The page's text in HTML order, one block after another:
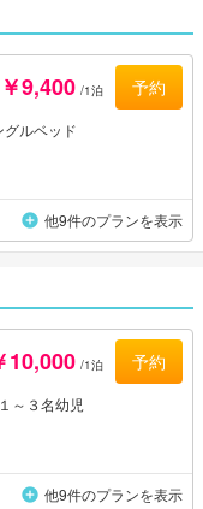
￥9,400 /1泊 予約
グルベッド
他9件のプランを表示
10,000 /1泊 予約
～３名幼児
他9件のプランを表示